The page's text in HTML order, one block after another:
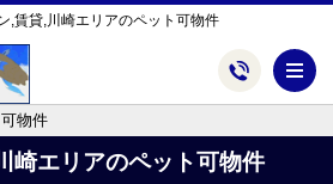
,賃貸,川崎エリアのペット可物件
物件
エリアのペット可物件